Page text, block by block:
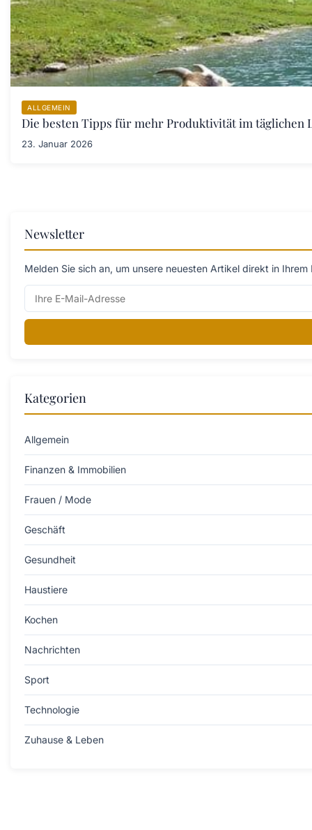
ALLGEMEIN
Die besten Tipps für mehr Produktivität im täglichen
23. Januar 2026
Newsletter
Melden Sie sich an, um unsere neuesten Artikel direkt in
Kategorien
Allgemein
Finanzen & Immobilien
Frauen / Mode
Geschäft
Gesundheit
Haustiere
Kochen
Nachrichten
Sport
Technologie
Zuhause & Leben